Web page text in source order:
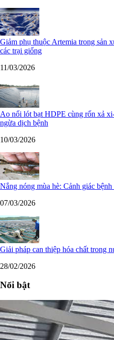
Giảm phụ thuộc Artemia trong sản
các trại giống
11/03/2026
Ao nổi lót bạt HDPE cùng rốn xả
ngừa dịch bệnh
10/03/2026
Nắng nóng mùa hè: Cảnh giác
07/03/2026
Giải pháp can thiệp hóa chất trong
28/02/2026
Nổi bật